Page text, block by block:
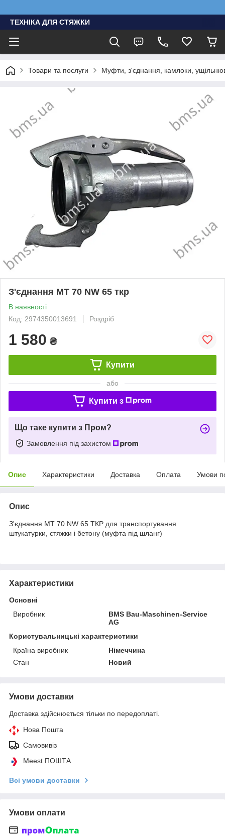
ТЕХНІКА ДЛЯ СТЯЖКИ
Товари та послуги Муфти, з'єднання, камлоки,
З'єднання MT 70 NW 65 ткр
В наявності
Код: ‎2974350013691
Роздріб
1 580 ₴
Купити
або
Купити з
Що таке купити з Пром?
Замовлення під захистом
Опис Характеристики Доставка Оплата Умови
Опис
З'єднання МТ 70 NW 65 ТКР для транспортування
штукатурки, стяжки і бетону (муфта під шланг)
Характеристики
Основні
Виробник
BMS Bau-Maschinen-Service
AG
Користувальницькі характеристики
Країна виробник
Німеччина
Стан
Новий
Умови доставки
Доставка здійснюється тільки по передоплаті.
Нова Пошта
Самовивіз
Meest ПОШТА
Всі умови доставки
Умови оплати